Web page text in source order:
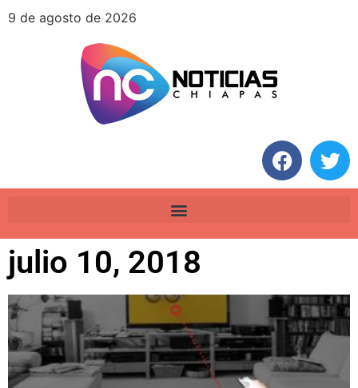
9 de agosto de 2026
julio 10, 2018